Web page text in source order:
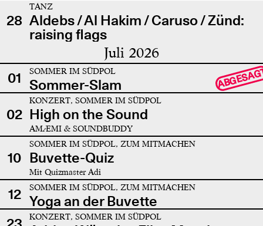
28
TANZ
Aldebs / Al Hakim / Caruso / Zünd:
raising flags
Juli 2026
01 SOMMER IM SÜDPOL
Sommer-Slam
02
KONZERT, SOMMER IM SÜDPOL
High on the Sound
AMÆMI & SOUNDBUDDY
10
SOMMER IM SÜDPOL, ZUM MITMACHEN
Buvette-Quiz
Mit Quizmaster Adi
12 SOMMER IM SÜDPOL, ZUM MITMACHEN
Yoga an der Buvette
KONZERT, SOMMER IM SÜDPOL